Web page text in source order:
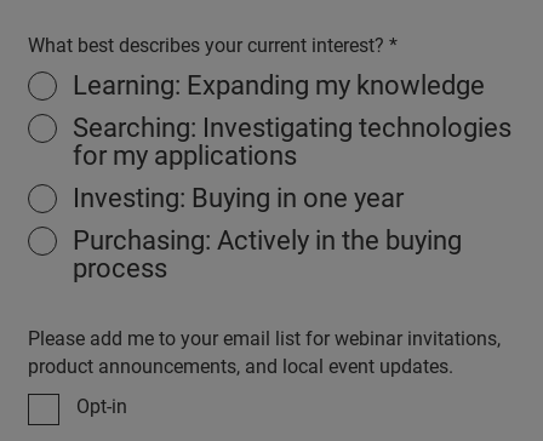
What best describes your current interest?
Learning: Expanding my knowledge
Searching: Investigating technologies
for my applications
Investing: Buying in one year
Purchasing: Actively in the buying
process
Please add me to your email list for webinar invitations,
product announcements, and local event updates.
Opt-in